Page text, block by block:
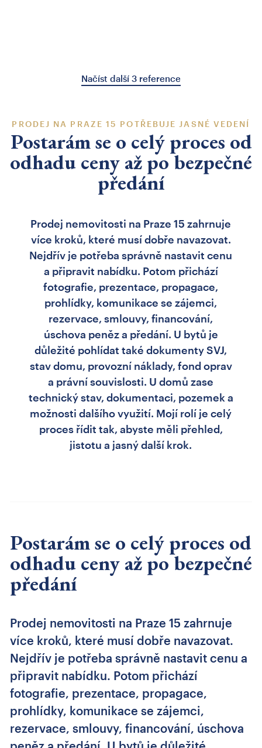
Načíst další 3 reference
PRODEJ NA PRAZE 15 POTŘEBUJE JASNÉ VEDENÍ
Postarám se o celý proces od
odhadu ceny až po bezpečné
předání
Prodej nemovitosti na Praze 15 zahrnuje
více kroků, které musí dobře navazovat.
Nejdřív je potřeba správně nastavit cenu
a připravit nabídku. Potom přichází
fotografie, prezentace, propagace,
prohlídky, komunikace se zájemci,
rezervace, smlouvy, financování,
úschova peněz a předání. U bytů je
důležité pohlídat také dokumenty SVJ,
stav domu, provozní náklady, fond oprav
a právní souvislosti. U domů zase
technický stav, dokumentaci, pozemek a
možnosti dalšího využití. Mojí rolí je celý
proces řídit tak, abyste měli přehled,
jistotu a jasný další krok.
Postarám se o celý proces od
odhadu ceny až po bezpečné
předání
Prodej nemovitosti na Praze 15 zahrnuje
více kroků, které musí dobře navazovat.
Nejdřív je potřeba správně nastavit cenu a
připravit nabídku. Potom přichází
fotografie, prezentace, propagace,
prohlídky, komunikace se zájemci,
rezervace, smlouvy, financování, úschova